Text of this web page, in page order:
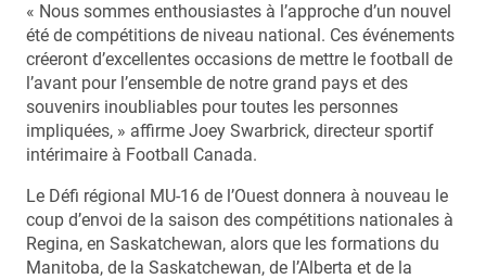
« Nous sommes enthousiastes à l’approche d’un nouvel
été de compétitions de niveau national. Ces événements
créeront d’excellentes occasions de mettre le football de
l’avant pour l’ensemble de notre grand pays et des
souvenirs inoubliables pour toutes les personnes
impliquées, » affirme Joey Swarbrick, directeur sportif
intérimaire à Football Canada.
Le Défi régional MU-16 de l’Ouest donnera à nouveau le
coup d’envoi de la saison des compétitions nationales à
Regina, en Saskatchewan, alors que les formations du
Manitoba, de la Saskatchewan, de l’Alberta et de la